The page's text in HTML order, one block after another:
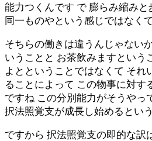
能力つくんです で 膨らみ縮みと
同一ものやという感じではなくて
そちらの働きは違うんじゃない
いうことと お茶飲みますという
よとということではなくて それ
ることによって この物事に対す
ですね この分別能力がそうやっ
択法照覚支が成長し始めるとい
ですから 択法照覚支の即的な訳